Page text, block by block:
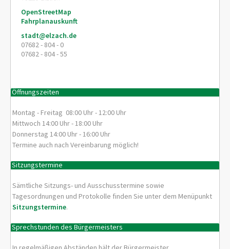
OpenStreetMap
Fahrplanauskunft
stadt@elzach.de
07682 - 804 - 0
07682 - 804 - 55
Öffnungszeiten
Montag - Freitag 08:00 Uhr - 12:00 Uhr
Mittwoch 14:00 Uhr - 18:00 Uhr
Donnerstag 14:00 Uhr - 16:00 Uhr
Termine auch nach Vereinbarung möglich!
Sitzungstermine
Sämtliche Sitzungs- und Ausschusstermine sowie
Tagesordnungen und Protokolle finden Sie unter dem Menüpunkt
Sitzungstermine.
Sprechstunden des Bürgermeisters